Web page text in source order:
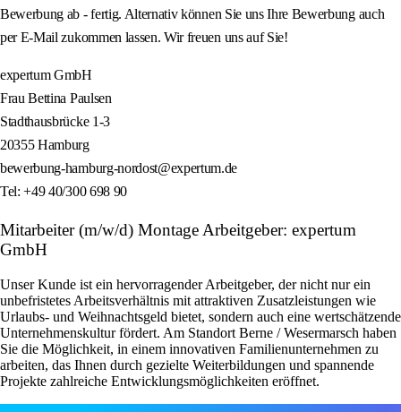
Bewerbung ab - fertig. Alternativ können Sie uns Ihre Bewerbung auch
per E-Mail zukommen lassen. Wir freuen uns auf Sie!
expertum GmbH
Frau Bettina Paulsen
Stadthausbrücke 1-3
20355 Hamburg
bewerbung-hamburg-nordost@expertum.de
Tel: +49 40/300 698 90
Mitarbeiter (m/w/d) Montage Arbeitgeber: expertum
GmbH
Unser Kunde ist ein hervorragender Arbeitgeber, der nicht nur ein
unbefristetes Arbeitsverhältnis mit attraktiven Zusatzleistungen wie
Urlaubs- und Weihnachtsgeld bietet, sondern auch eine wertschätzende
Unternehmenskultur fördert. Am Standort Berne / Wesermarsch haben
Sie die Möglichkeit, in einem innovativen Familienunternehmen zu
arbeiten, das Ihnen durch gezielte Weiterbildungen und spannende
Projekte zahlreiche Entwicklungsmöglichkeiten eröffnet.